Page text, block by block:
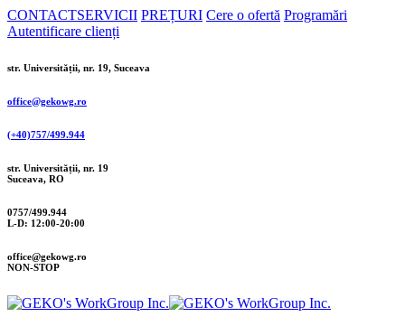
CONTACTSERVICII PREȚURI Cere o ofertă Programări
Autentificare clienți
str. Universității, nr. 19, Suceava
office@gekowg.ro
(+40)757/499.944
str. Universității, nr. 19
Suceava, RO
0757/499.944
L-D: 12:00-20:00
office@gekowg.ro
NON-STOP